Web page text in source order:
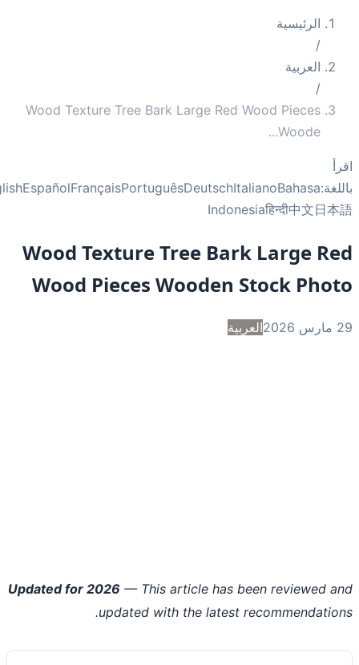
الرئيسية
العربية
Wood Texture Tree Bark Large Red Wood Pieces
Woode
...
EnglishEspañolFrançaisPortuguêsDeutschItalianoBahasa
Indonesiaहिन्दी中文日
Wood Texture Tree Bark Large
Wood Pieces Wooden Stock
العربية
Updated for 2026 — This article has been reviewed
updated with the latest